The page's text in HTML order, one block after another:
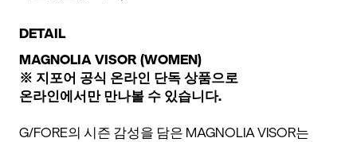
DETAIL
MAGNOLIA VISOR (WOMEN)
※ 지포어 공식 온라인 단독 상품으로
온라인에서만 만나볼 수 있습니다.
G/FORE의 시즌 감성을 담은 MAGNOLIA VISOR는